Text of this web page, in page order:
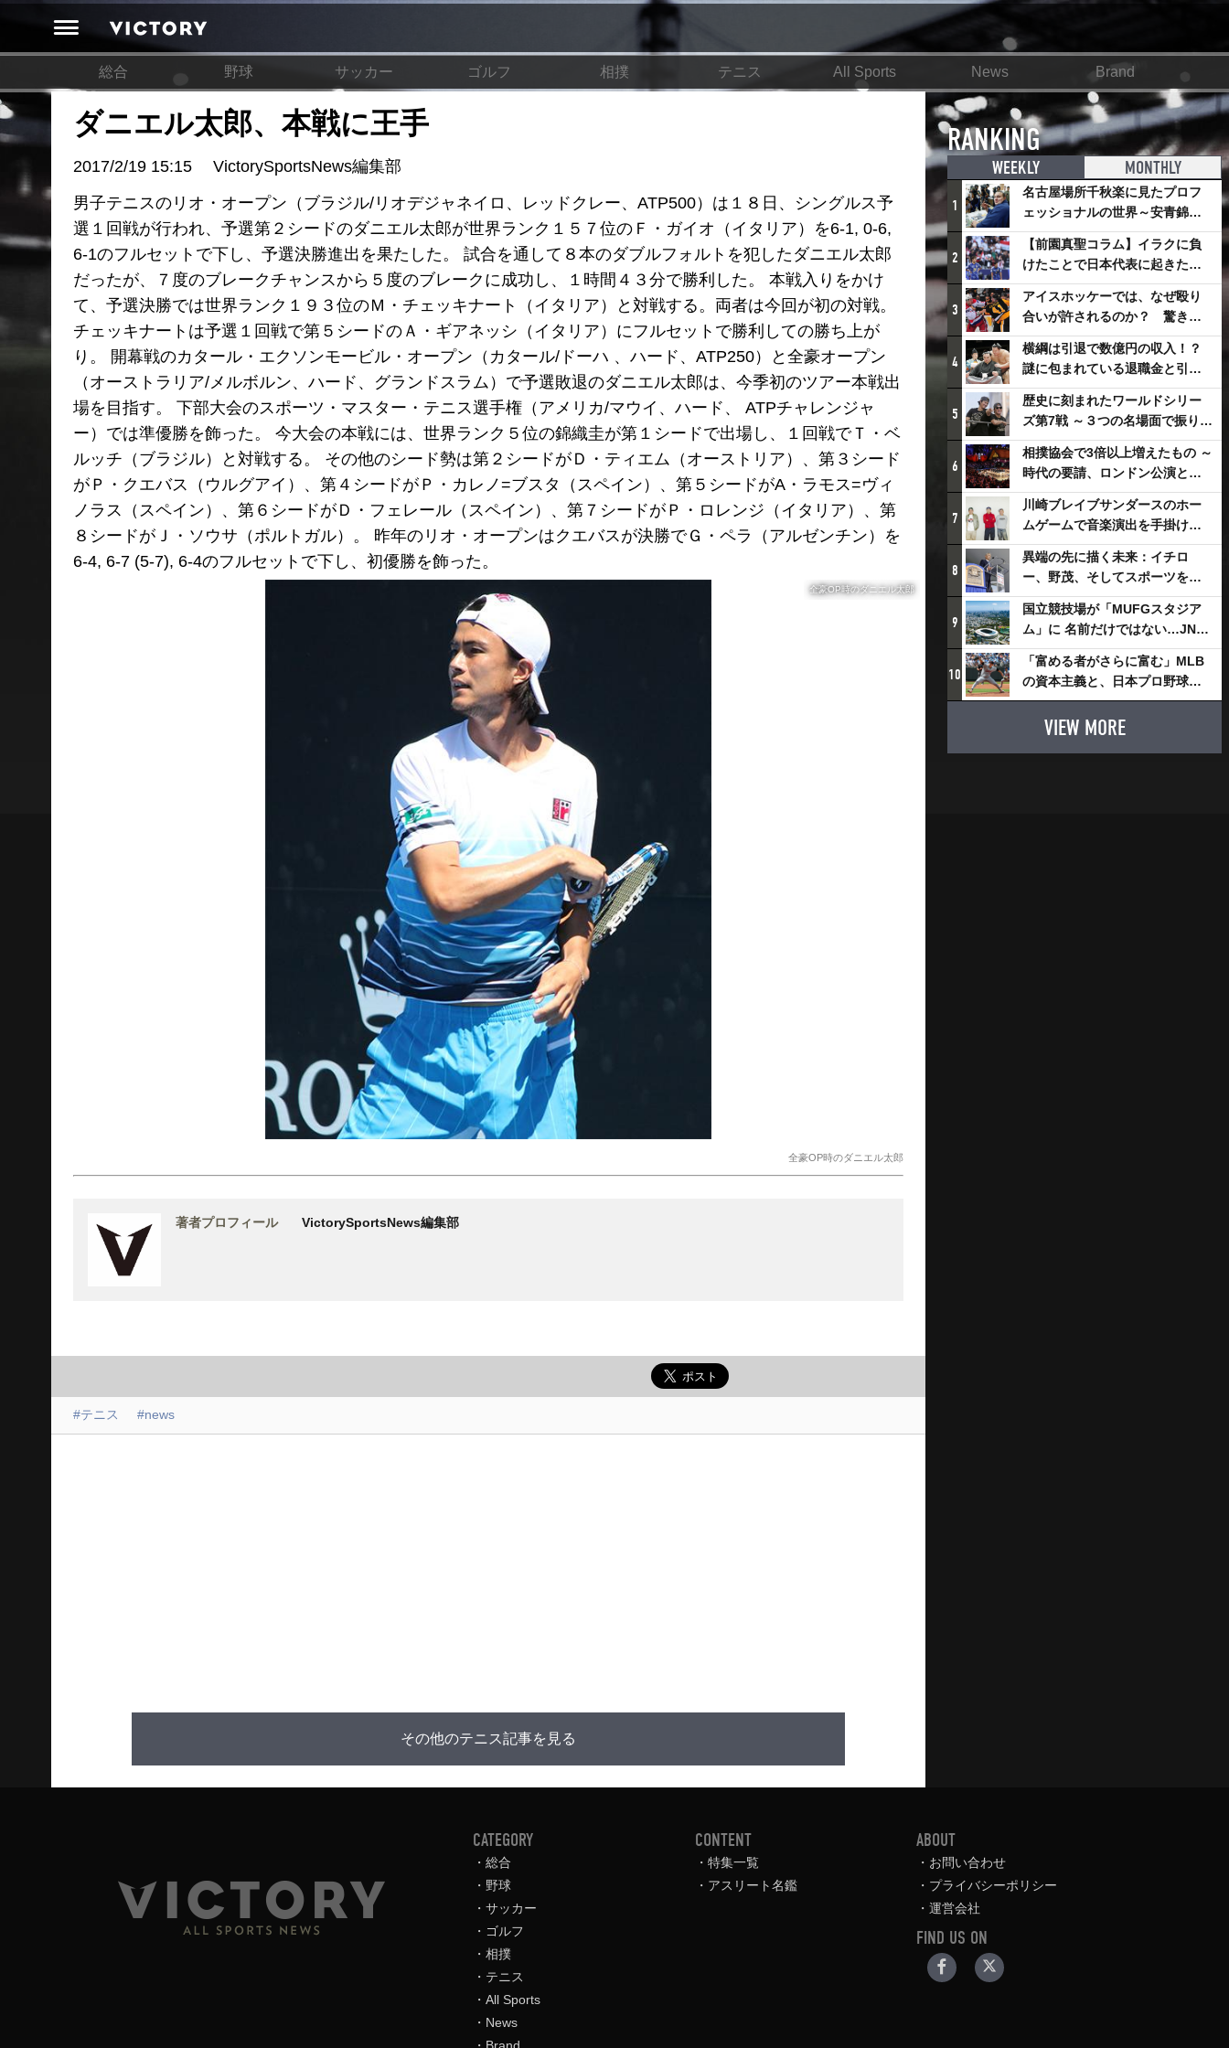
総合 野球 サッカー ゴルフ 相撲 テニス All Sports News Brand
ダニエル太郎、本戦に王手
2017/2/19 15:15
VictorySportsNews編集部
男子テニスのリオ・オープン（ブラジル/リオデジャネイロ、レッドクレー、ATP500）は１８日、シングルス予
選１回戦が行われ、予選第２シードのダニエル太郎が世界ランク１５７位のＦ・ガイオ（イタリア）を6-1, 0-6,
6-1のフルセットで下し、予選決勝進出を果たした。 試合を通して８本のダブルフォルトを犯したダニエル太郎
だったが、７度のブレークチャンスから５度のブレークに成功し、１時間４３分で勝利した。 本戦入りをかけ
て、予選決勝では世界ランク１９３位のＭ・チェッキナート（イタリア）と対戦する。両者は今回が初の対戦。
チェッキナートは予選１回戦で第５シードのＡ・ギアネッシ（イタリア）にフルセットで勝利しての勝ち上が
り。 開幕戦のカタール・エクソンモービル・オープン（カタール/ドーハ 、ハード、ATP250）と全豪オープン
（オーストラリア/メルボルン、ハード、グランドスラム）で予選敗退のダニエル太郎は、今季初のツアー本戦出
場を目指す。 下部大会のスポーツ・マスター・テニス選手権（アメリカ/マウイ、ハード、 ATPチャレンジャ
ー）では準優勝を飾った。 今大会の本戦には、世界ランク５位の錦織圭が第１シードで出場し、１回戦でＴ・ベ
ルッチ（ブラジル）と対戦する。 その他のシード勢は第２シードがＤ・ティエム（オーストリア）、第３シード
がＰ・クエバス（ウルグアイ）、第４シードがＰ・カレノ=ブスタ（スペイン）、第５シードがA・ラモス=ヴィ
ノラス（スペイン）、第６シードがＤ・フェレール（スペイン）、第７シードがＰ・ロレンジ（イタリア）、第
８シードがＪ・ソウサ（ポルトガル）。 昨年のリオ・オープンはクエバスが決勝でＧ・ペラ（アルゼンチン）を
6-4, 6-7 (5-7), 6-4のフルセットで下し、初優勝を飾った。
全豪OP時のダニエル太郎
全豪OP時のダニエル太郎
著者プロフィール VictorySportsNews編集部
#テニス #news
その他のテニス記事を見る
RANKING
WEEKLY MONTHLY
1
名古屋場所千秋楽に見たプロフ
ェッショナルの世界～安青錦の
優勝を巡るさまざまなドラマ
2
【前園真聖コラム】イラクに負
けたことで日本代表に起きたプ
ラスとは
3
アイスホッケーでは、なぜ殴り
合いが許されるのか？ 驚きの
「ファイティング」ルールにつ
いて
4
横綱は引退で数億円の収入！？
謎に包まれている退職金と引退
相撲興行
5
歴史に刻まれたワールドシリー
ズ第7戦 ～３つの名場面で振り返
る～
6
相撲協会で3倍以上増えたもの ～
時代の要請、ロンドン公演と古
式大相撲
7
川崎ブレイブサンダースのホー
ムゲームで音楽演出を手掛ける
スチャダラパーが川崎新！アリ
ーナシティ・プロジェクトを語
る 「楽しみでしかないでしょ。
川崎は、ずっと成長曲線だか
ら」
8
異端の先に描く未来：イチロ
ー、野茂、そしてスポーツを支
える科学界の挑戦
9
国立競技場が「MUFGスタジア
ム」に 名前だけではない…JNSE
とMUFGが“共創”し描く地域活
性化・社会価値創造の近未来図
とは
10
「富める者がさらに富む」MLB
の資本主義と、日本プロ野球が
踏み出せない一歩
VIEW MORE
CATEGORY
総合
野球
サッカー
ゴルフ
相撲
テニス
All Sports
News
CONTENT
特集一覧
アスリート名鑑
ABOUT
お問い合わせ
プライバシーポリシー
運営会社
FIND US ON